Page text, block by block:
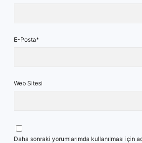
E-Posta*
Web Sitesi
Daha sonraki yorumlarımda kullanılması için